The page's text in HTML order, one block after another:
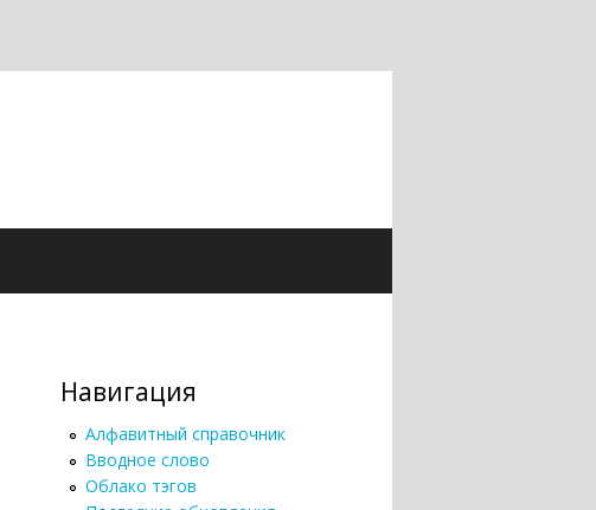
Навигация
Алфавитный справочник
Вводное слово
Облако тэгов